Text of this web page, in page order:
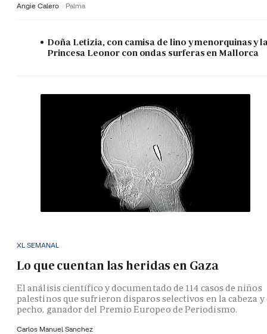
Angie Calero Palma
Doña Letizia, con camisa de lino y menorquinas y
Princesa Leonor con ondas surferas en Mallorca
XL SEMANAL
Lo que cuentan las heridas en Gaza
El análisis científico y documentado de 114 casos de niños
palestinos que sufrieron disparos selectivos en la cabeza y
pecho, ganador del Premio Europeo de Periodismo.
Carlos Manuel Sanchez